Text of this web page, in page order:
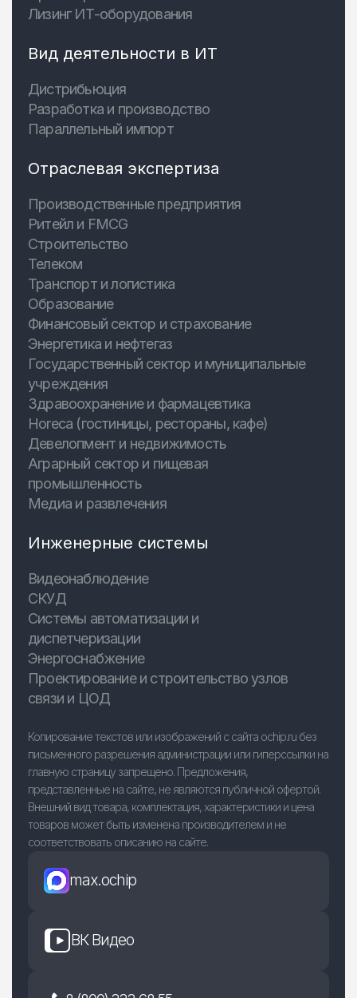
Лизинг ИТ-оборудования
Вид деятельности в ИТ
Дистрибьюция
Разработка и производство
Параллельный импорт
Отраслевая экспертиза
Производственные предприятия
Ритейл и FMCG
Строительство
Телеком
Транспорт и логистика
Образование
Финансовый сектор и страхование
Энергетика и нефтегаз
Государственный сектор и муниципальные
учреждения
Здравоохранение и фармацевтика
Horeca (гостиницы, рестораны, кафе)
Девелопмент и недвижимость
Аграрный сектор и пищевая
промышленность
Медиа и развлечения
Инженерные системы
Видеонаблюдение
СКУД
Системы автоматизации и
диспетчеризации
Энергоснабжение
Проектирование и строительство узлов
связи и ЦОД
Копирование текстов или изображений с сайта ochip.ru без
письменного разрешения администрации или гиперссылки на
главную страницу запрещено. Предложения,
представленные на сайте, не являются публичной офертой.
Внешний вид товара, комплектация, характеристики и цена
товаров может быть изменена производителем и не
соответствовать описанию на сайте.
max.ochip
ВК Видео